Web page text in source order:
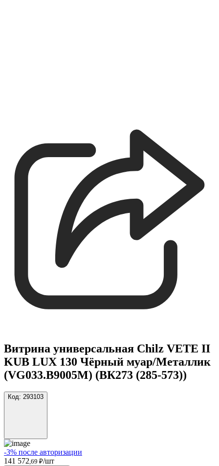
Витрина универсальная Chilz VETE II
KUB LUX 130 Чёрный муар/Металлик
(VG033.B9005M) (ВК273 (285-573))
Код: 293103
-3% после авторизации
141 572 ,69 ₽/шт